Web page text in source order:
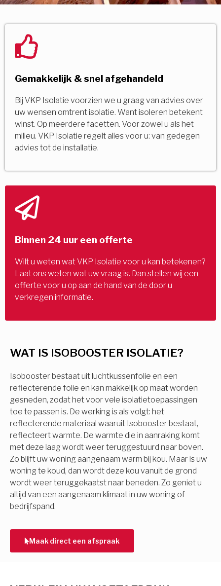
WAT IS ISOBOOSTER ISOLATIE?
Isobooster bestaat uit luchtkussenfolie en een
reflecterende folie en kan makkelijk op maat worden
gesneden, zodat het voor vele isolatietoepassingen
toe te passen is. De werking is als volgt: het
reflecterende materiaal waaruit Isobooster bestaat,
reflecteert warmte. De warmte die in aanraking komt
met deze laag wordt weer teruggestuurd naar boven.
Zo blijft uw woning aangenaam warm bij kou. Maar is uw
woning te koud, dan wordt deze kou vanuit de grond
wordt weer teruggekaatst naar beneden. Zo geniet u
altijd van een aangenaam klimaat in uw woning of
bedrijfspand.
Maak direct een afspraak
Gemakkelijk & snel afgehandeld
Bij VKP Isolatie voorzien we u graag van advies over
uw wensen omtrent isolatie. Want isoleren betekent
winst. Op meerdere facetten. Voor zowel u als het
milieu. VKP Isolatie regelt alles voor u: van gedegen
advies tot de installatie.
Binnen 24 uur een offerte
Wilt u weten wat VKP Isolatie voor u kan betekenen?
Laat ons weten wat uw vraag is. Dan stellen wij een
offerte voor u op aan de hand van de door u
verkregen informatie.